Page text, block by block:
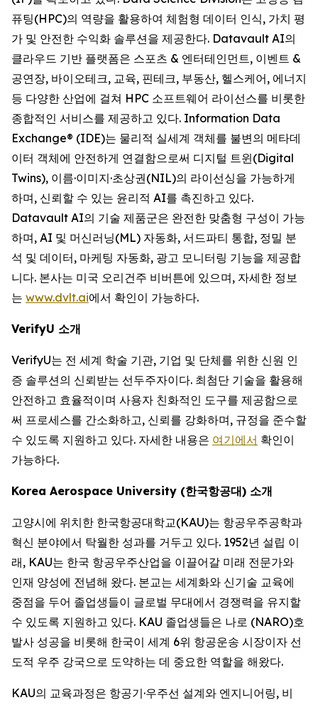
퓨팅(HPC)의 역량을 활용하여 체험형 데이터 인식, 가치 평
가 및 안전한 수익화 솔루션을 제공한다. Datavault AI의
클라우드 기반 플랫폼은 스포츠 & 엔터테인먼트, 이벤트 &
공연장, 바이오테크, 교육, 핀테크, 부동산, 헬스케어, 에너지
등 다양한 산업에 걸쳐 HPC 소프트웨어 라이선스를 비롯한
종합적인 서비스를 제공하고 있다. Information Data
Exchange® (IDE)는 물리적 실세계 객체를 불변의 메타데
이터 객체에 안전하게 연결함으로써 디지털 트윈(Digital
Twins), 이름·이미지·초상권(NIL)의 라이선싱을 가능하게
하며, 신뢰할 수 있는 윤리적 AI를 촉진하고 있다.
Datavault AI의 기술 제품군은 완전한 맞춤형 구성이 가능
하며, AI 및 머신러닝(ML) 자동화, 서드파티 통합, 정밀 분
석 및 데이터, 마케팅 자동화, 광고 모니터링 기능을 제공합
니다. 본사는 미국 오리건주 비버튼에 있으며, 자세한 정보
는 www.dvlt.ai에서 확인이 가능하다.
VerifyU 소개
VerifyU는 전 세계 학술 기관, 기업 및 단체를 위한 신원 인
증 솔루션의 신뢰받는 선두주자이다. 최첨단 기술을 활용해
안전하고 효율적이며 사용자 친화적인 도구를 제공함으로
써 프로세스를 간소화하고, 신뢰를 강화하며, 규정을 준수할
수 있도록 지원하고 있다. 자세한 내용은 여기에서 확인이
가능하다.
Korea Aerospace University (한국항공대) 소개
고양시에 위치한 한국항공대학교(KAU)는 항공우주공학과
혁신 분야에서 탁월한 성과를 거두고 있다. 1952년 설립 이
래, KAU는 한국 항공우주산업을 이끌어갈 미래 전문가와
인재 양성에 전념해 왔다. 본교는 세계화와 신기술 교육에
중점을 두어 졸업생들이 글로벌 무대에서 경쟁력을 유지할
수 있도록 지원하고 있다. KAU 졸업생들은 나로 (NARO)호
발사 성공을 비롯해 한국이 세계 6위 항공운송 시장이자 선
도적 우주 강국으로 도약하는 데 중요한 역할을 해왔다.
KAU의 교육과정은 항공기·우주선 설계와 엔지니어링, 비